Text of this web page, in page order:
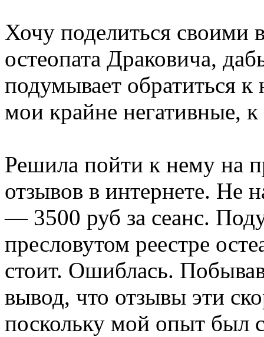
Хочу поделиться своими
остеопата Драковича,
подумывает обратиться
мои крайне негативные,
Решила пойти к нему на
отзывов в интернете. Не
— 3500 руб за сеанс.
пресловутом реестре
стоит. Ошиблась.
вывод, что отзывы эти
поскольку мой опыт был